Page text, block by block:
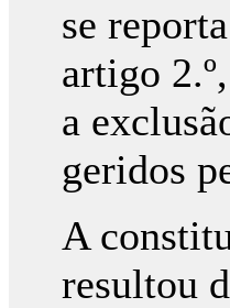
se
artigo
a
geridos
A
resultou